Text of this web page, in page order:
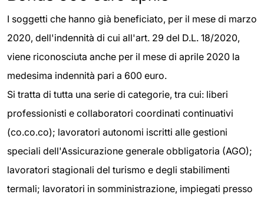
I soggetti che hanno già beneficiato, per il mese di marzo
2020, dell'indennità di cui all'art. 29 del D.L. 18/2020,
viene riconosciuta anche per il mese di aprile 2020 la
medesima indennità pari a 600 euro.
Si tratta di tutta una serie di categorie, tra cui: liberi
professionisti e collaboratori coordinati continuativi
(co.co.co); lavoratori autonomi iscritti alle gestioni
speciali dell'Assicurazione generale obbligatoria (AGO);
lavoratori stagionali del turismo e degli stabilimenti
termali; lavoratori in somministrazione, impiegati presso